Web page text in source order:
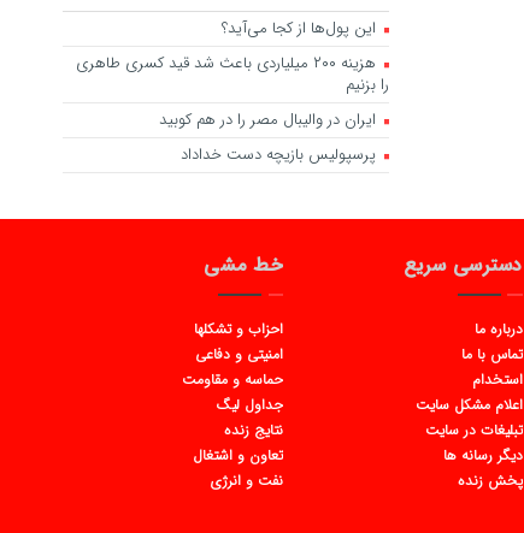
این پول‌ها از کجا می‌آید؟
هزینه ۲۰۰ میلیاردی باعث شد قید کسری طاهری
را بزنیم
ایران در والیبال مصر را در هم کوبید
پرسپولیس بازیچه دست خداداد
دسترسی سریع
درباره ما
تماس با ما
استخدام
اعلام مشکل سایت
تبلیغات در سایت
دیگر رسانه ها
پخش زنده
خط مشی
احزاب و تشکلها
امنیتی و دفاعی
حماسه و مقاومت
جداول لیگ
نتایج زنده
تعاون و اشتغال
نفت و انرژی